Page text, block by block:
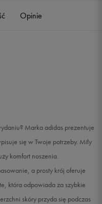
Opinie
Marka adidas prezentuje
się w Twoje potrzeby. Miły
komfort noszenia.
a prosty krój oferuje
która odpowiada za szybkie
skóry przyda się podczas